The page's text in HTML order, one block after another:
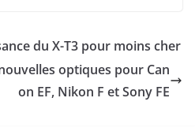
du X-T3 pour moins cher
optiques pour Can
on EF, Nikon F et Sony FE